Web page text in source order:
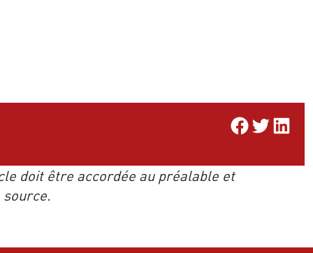
Share on Facebook
Share on Twitter
Share on
doit être accordée au préalable et